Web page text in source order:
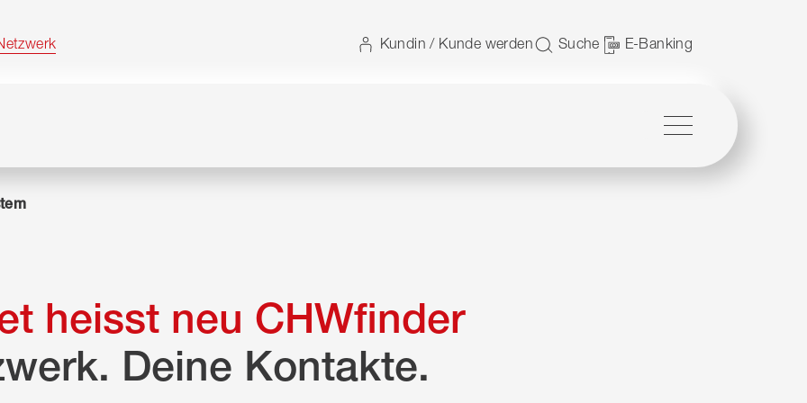
Kundin / Kunde werden Suche E-Banking
heisst neu CHWfinder
Deine Kontakte.